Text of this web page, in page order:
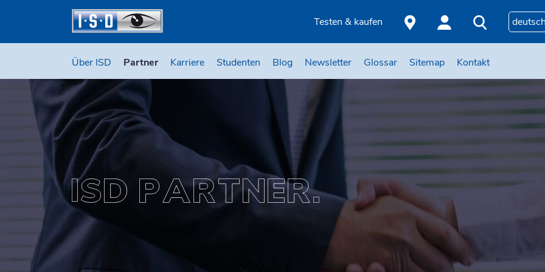
Testen & kaufen
Über ISD Partner Karriere Studenten Blog Newsletter Glossar Sitemap Kontakt